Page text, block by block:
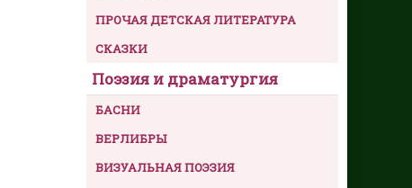
ПРОЧАЯ ДЕТСКАЯ ЛИТЕРАТУРА
СКАЗКИ
Поэзия и драматургия
БАСНИ
ВЕРЛИБРЫ
ВИЗУАЛЬНАЯ ПОЭЗИЯ